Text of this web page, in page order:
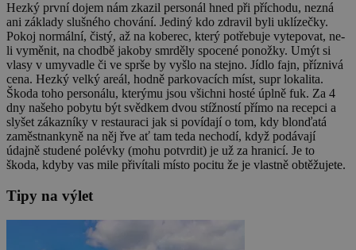
Hezký první dojem nám zkazil personál hned při příchodu, nezná
ani základy slušného chování. Jediný kdo zdravil byli uklízečky.
Pokoj normální, čistý, až na koberec, který potřebuje vytepovat, ne-
li vyměnit, na chodbě jakoby smrděly spocené ponožky. Umýt si
vlasy v umyvadle či ve sprše by vyšlo na stejno. Jídlo fajn, příznivá
cena. Hezký velký areál, hodně parkovacích míst, supr lokalita.
Škoda toho personálu, kterýmu jsou všichni hosté úplně fuk. Za 4
dny našeho pobytu být svědkem dvou stížností přímo na recepci a
slyšet zákazníky v restauraci jak si povídají o tom, kdy blonďatá
zaměstnankyně na něj řve ať tam teda nechodí, když podávají
údajně studené polévky (mohu potvrdit) je už za hranicí. Je to
škoda, kdyby vas mile přivítali místo pocitu že je vlastně obtěžujete.
Tipy na výlet